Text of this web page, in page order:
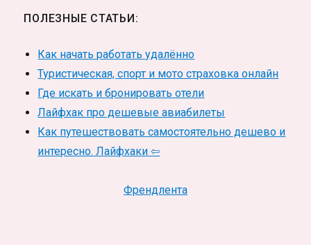
ПОЛЕЗНЫЕ СТАТЬИ:
Как начать работать удалённо
Туристическая, спорт и мото страховка онлайн
Где искать и бронировать отели
Лайфхак про дешевые авиабилеты
Как путешествовать самостоятельно дешево и
интересно. Лайфхаки ⇦
Френдлента